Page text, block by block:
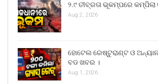
୨.୯ ତୀବ୍ରତା ଭୂକମ୍ପରେ କମ୍ପିଲା
Aug 2, 2026
ହୋଟେଲ ରେଷ୍ଟୁରାଣ୍ଟ ଓ
ବଡ ଖବର ।
Aug 1, 2026